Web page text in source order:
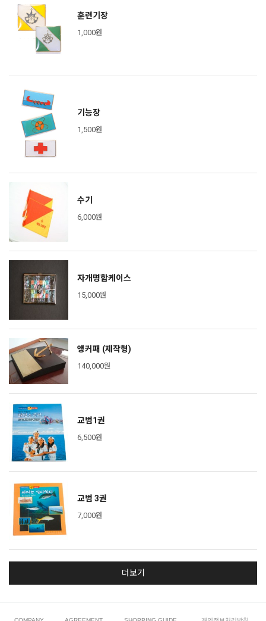
훈련기장
1,000원
기능장
1,500원
수기
6,000원
자개명함케이스
15,000원
앵커패 (제작형)
140,000원
교범1권
6,500원
교범 3권
7,000원
더보기